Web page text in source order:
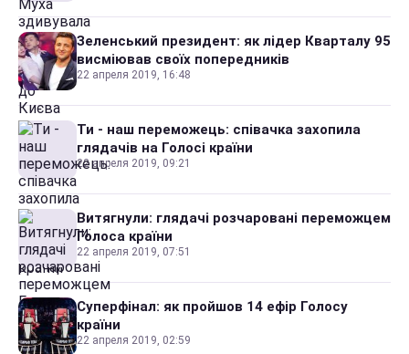
Зеленський президент: як лідер Кварталу 95
висміював своїх попередників
22 апреля 2019, 16:48
Ти - наш переможець: співачка захопила
глядачів на Голосі країни
22 апреля 2019, 09:21
Витягнули: глядачі розчаровані переможцем
Голоса країни
22 апреля 2019, 07:51
Суперфінал: як пройшов 14 ефір Голосу
країни
22 апреля 2019, 02:59